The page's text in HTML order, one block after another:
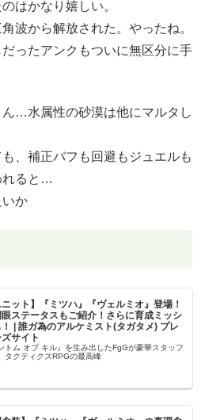
はかなり嬉しい。
波から解放された。やったね。
ったアンクもついに無区分に手
…水属性の砂漠は他にマルタし
、補正バフも回避もジュエルも
れると…
いか
ニット】『ミツハ』『ヴェルミオ』登場！
ステータスもご紹介！さらに育成ミッシ
！ | 誰ガ為のアルケミスト(タガタメ) プレ
サイト
トム オブ キル』を生み出したFgGが豪華スタッフ
タクティクスRPGの最高峰